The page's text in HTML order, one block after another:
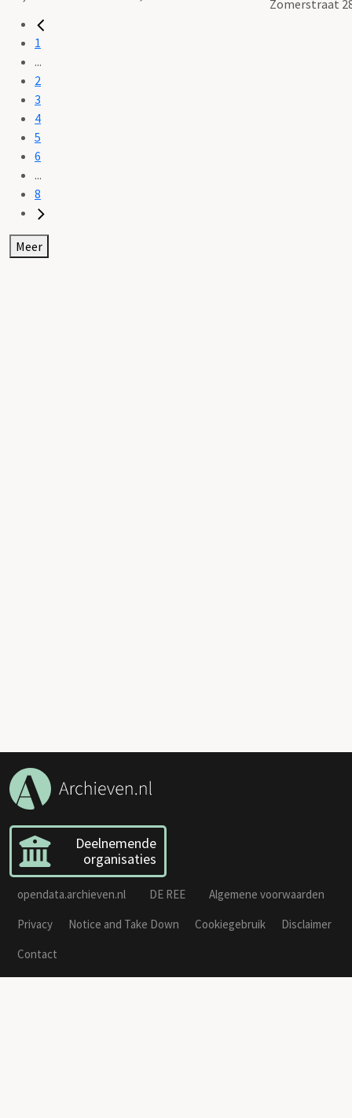
Zomerstraat
1
...
2
3
4
5
6
...
8
Meer
Deelnemende
organisaties
opendata.archieven.nl DE REE
Algemene voorwaarden
Privacy
Notice and Take Down Cookiegebruik
Disclaimer
Contact